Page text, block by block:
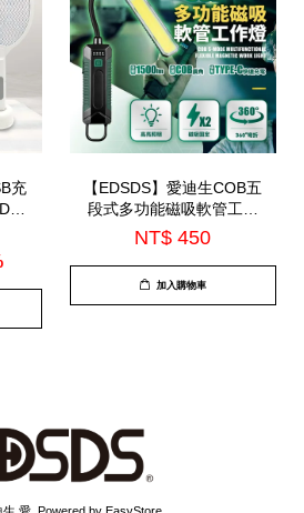
充
【EDSDS】愛迪生COB五
段式多功能磁吸軟管工作
燈(EDS-G873)
NT$ 450
加入購物車
愛. Powered by EasyStore